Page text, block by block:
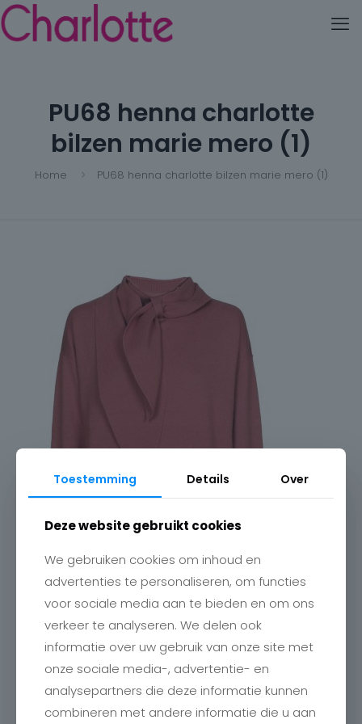
PU68 henna charlotte
bilzen marie mero (1)
Home PU68 henna charlotte bilzen marie mero (1)
Toestemming Details Over
Deze website gebruikt cookies
We gebruiken cookies om inhoud en
advertenties te personaliseren, om functies
voor sociale media aan te bieden en om ons
verkeer te analyseren. We delen ook
informatie over uw gebruik van onze site met
onze sociale media-, advertentie- en
analysepartners die deze informatie kunnen
combineren met andere informatie die u aan